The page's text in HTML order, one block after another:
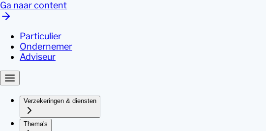
Ga naar content
Particulier
Ondernemer
Adviseur
Verzekeringen & diensten
Thema's